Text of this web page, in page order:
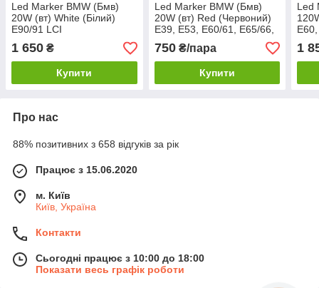
Led Marker BMW (Бмв)
20W (вт) White (Білий)
E90/91 LCI
1 650 ₴
Купити
Led Marker BMW (Бмв)
20W (вт) Red (Червоний)
E39, E53, E60/61, E65/66,
E87
750₴/пара
Купити
Led
1
Про нас
88% позитивних з 658 відгуків за рік
Працює з 15.06.2020
м. Київ
Київ, Україна
Контакти
Сьогодні працює з 10:00 до 18:00
Показати весь графік роботи